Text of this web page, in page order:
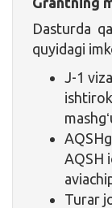
Dasturda
quyidagi
J-1
AQSH
Turar